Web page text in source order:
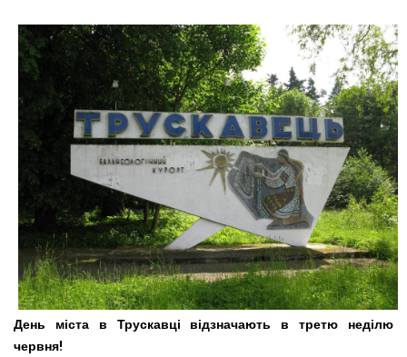
День міста в Трускавці відзначають в третю неділю
червня!